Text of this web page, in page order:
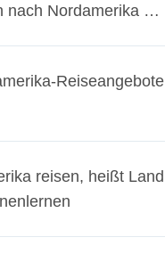
nach Nordamerika …
Reiseangebote
reisen, heißt Land